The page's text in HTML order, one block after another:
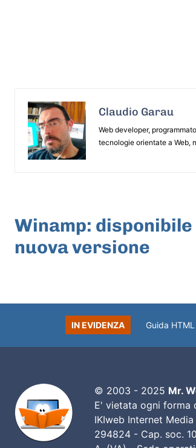
Claudio Garau
Web developer,
tecnologie orientate a Web,
Winamp: disponibile
nuova versione
IN EVIDENZA Guida HTML
© 2003 - 2025 Mr.
E' vietata ogni forma
IKIweb Internet
294824 - Cap. soc.